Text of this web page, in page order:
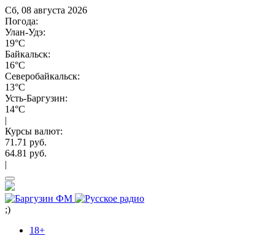
Сб, 08 августа 2026
Погода:
Улан-Удэ:
19°C
Байкальск:
16°C
Северобайкальск:
13°C
Усть-Баргузин:
14°C
|
Курсы валют:
71.71 руб.
64.81 руб.
|
;)
18+